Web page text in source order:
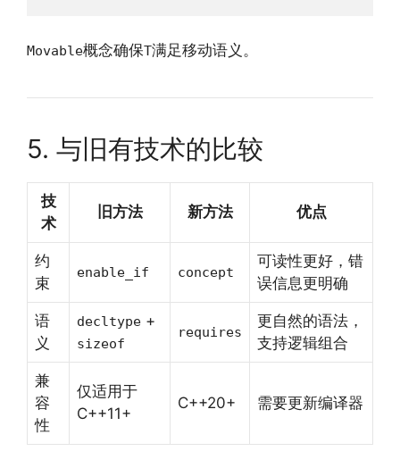
Movable概念确保T满足移动语义。
5. 与旧有技术的比较
技
术
旧方法 新方法 优点
约
束
enable_if concept
可读性更好，错
误信息更明确
语
义
decltype +
sizeof
requires
更自然的语法，
支持逻辑组合
兼
容
性
仅适用于
C++11+
C++20+ 需要更新编译器